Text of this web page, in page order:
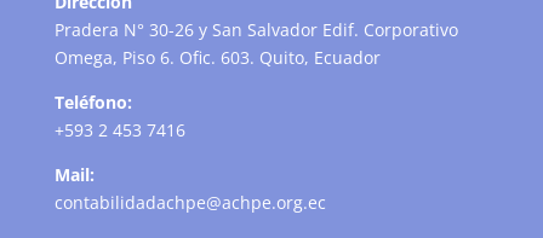
Pradera N° 30-26 y San Salvador Edif. Corporativo
Omega, Piso 6. Ofic. 603. Quito, Ecuador
Teléfono:
+593 2 453 7416
Mail:
contabilidadachpe@achpe.org.ec